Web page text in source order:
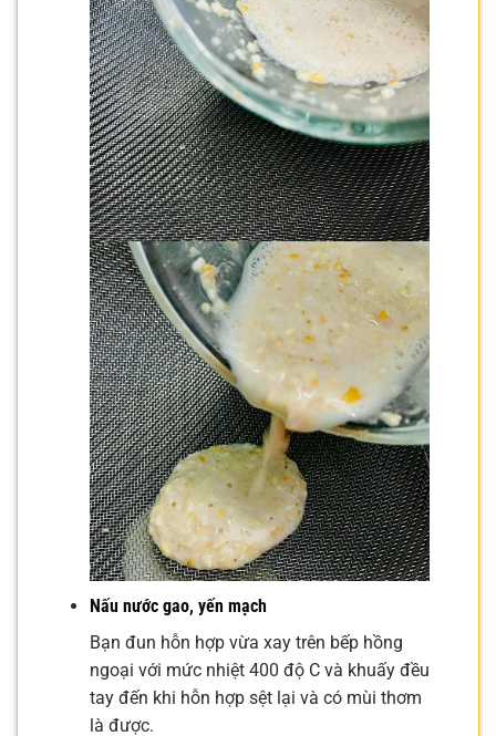
Nấu nước gao, yến mạch
Bạn đun hỗn hợp vừa xay trên bếp hồng
ngoại với mức nhiệt 400 độ C và khuấy đều
tay đến khi hỗn hợp sệt lại và có mùi thơm
là được.